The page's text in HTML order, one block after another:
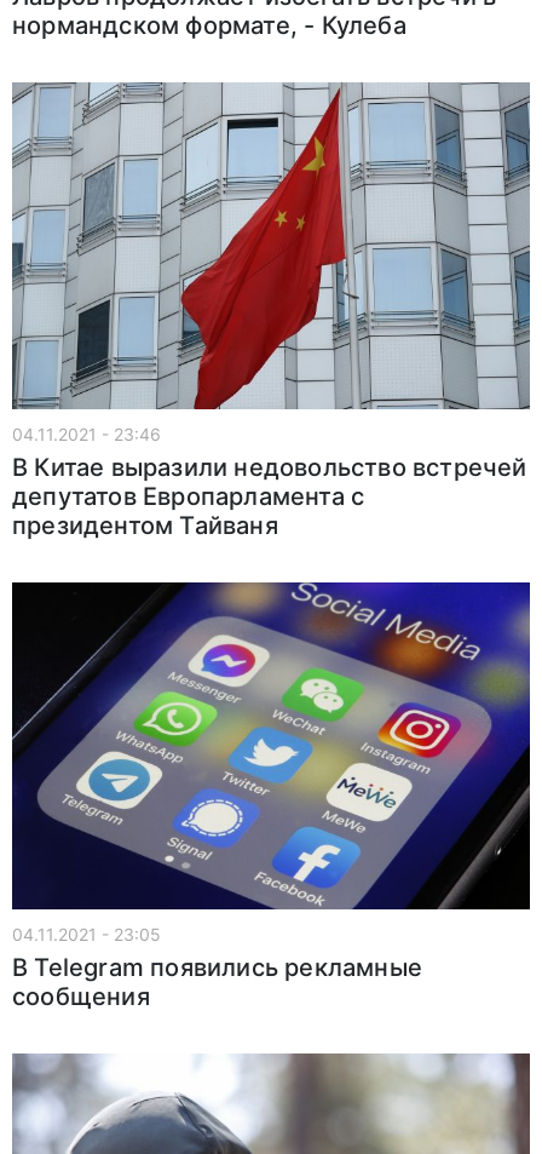
нормандском формате, - Кулеба
04.11.2021 - 23:46
В Китае выразили недовольство встречей
депутатов Европарламента с
президентом Тайваня
04.11.2021 - 23:05
В Telegram появились рекламные
сообщения